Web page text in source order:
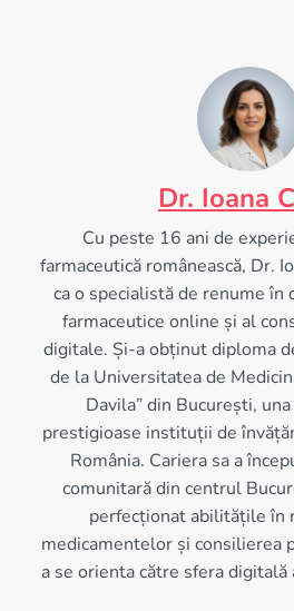
Dr. Ioana
Cu peste 16 ani de
farmaceutică românească, Dr.
ca o specialistă de renume
farmaceutice online și al
digitale. Și-a obținut diploma
de la Universitatea de
Davila” din București,
prestigioase instituții de
România. Cariera sa a
comunitară din centrul
perfecționat abilitățile în
medicamentelor și consilierea
a se orienta către sfera digitală